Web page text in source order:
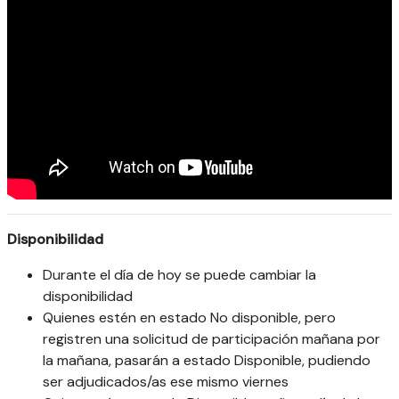
Disponibilidad
Durante el día de hoy se puede cambiar la
disponibilidad
Quienes estén en estado No disponible, pero
registren una solicitud de participación mañana por
la mañana, pasarán a estado Disponible, pudiendo
ser adjudicados/as ese mismo viernes